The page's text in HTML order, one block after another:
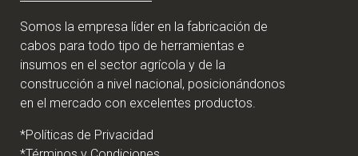
Somos la empresa líder en la fabricación de
cabos para todo tipo de herramientas e
insumos en el sector agrícola y de la
construcción a nivel nacional, posicionándonos
en el mercado con excelentes productos.
*Políticas de Privacidad